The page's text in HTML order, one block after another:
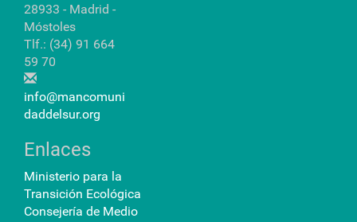
28933 - Madrid -
Móstoles
Tlf.: (34) 91 664
59 70
info@mancomuni
daddelsur.org
Enlaces
Ministerio para la
Transición Ecológica
Consejería de Medio